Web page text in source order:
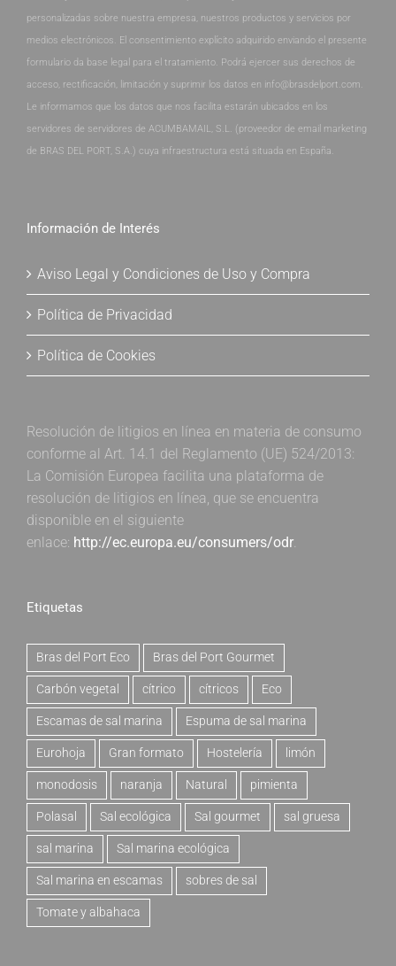
personalizadas sobre nuestra empresa, nuestros productos y servicios por
medios electrónicos. El consentimiento explícito adquirido enviando el presente
formulario da base legal para el tratamiento. Podrá ejercer sus derechos de
acceso, rectificación, limitación y suprimir los datos en info@brasdelport.com.
Le informamos que los datos que nos facilita estarán ubicados en los
servidores de servidores de ACUMBAMAIL, S.L. (proveedor de email marketing
de BRAS DEL PORT, S.A.) cuya infraestructura está situada en España.
Información de Interés
Aviso Legal y Condiciones de Uso y Compra
Política de Privacidad
Política de Cookies
Resolución de litigios en línea en materia de consumo
conforme al Art. 14.1 del Reglamento (UE) 524/2013:
La Comisión Europea facilita una plataforma de
resolución de litigios en línea, que se encuentra
disponible en el siguiente
enlace: http://ec.europa.eu/consumers/odr.
Etiquetas
Bras del Port Eco Bras del Port Gourmet
Carbón vegetal cítrico cítricos Eco
Escamas de sal marina Espuma de sal marina
Eurohoja Gran formato Hostelería limón
monodosis naranja Natural pimienta
Polasal Sal ecológica Sal gourmet sal gruesa
sal marina Sal marina ecológica
Sal marina en escamas sobres de sal
Tomate y albahaca